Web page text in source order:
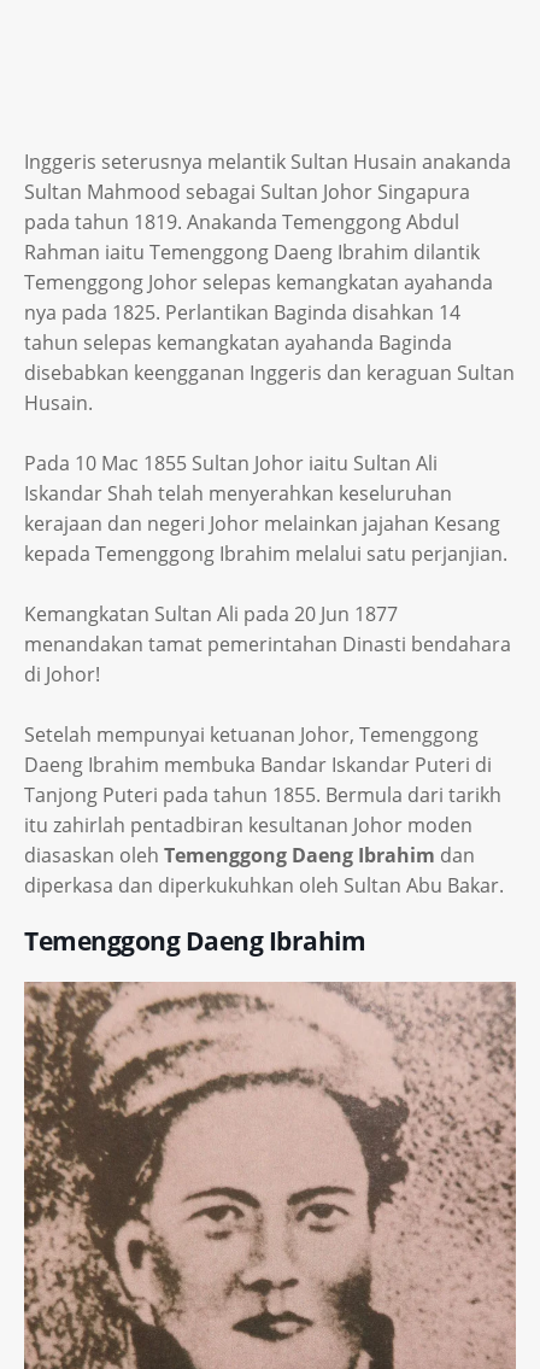
Inggeris seterusnya melantik Sultan Husain anakanda
Sultan Mahmood sebagai Sultan Johor Singapura
pada tahun 1819. Anakanda Temenggong Abdul
Rahman iaitu Temenggong Daeng Ibrahim dilantik
Temenggong Johor selepas kemangkatan ayahanda
nya pada 1825. Perlantikan Baginda disahkan 14
tahun selepas kemangkatan ayahanda Baginda
disebabkan keengganan Inggeris dan keraguan Sultan
Husain.
Pada 10 Mac 1855 Sultan Johor iaitu Sultan Ali
Iskandar Shah telah menyerahkan keseluruhan
kerajaan dan negeri Johor melainkan jajahan Kesang
kepada Temenggong Ibrahim melalui satu perjanjian.
Kemangkatan Sultan Ali pada 20 Jun 1877
menandakan tamat pemerintahan Dinasti bendahara
di Johor!
Setelah mempunyai ketuanan Johor, Temenggong
Daeng Ibrahim membuka Bandar Iskandar Puteri di
Tanjong Puteri pada tahun 1855. Bermula dari tarikh
itu zahirlah pentadbiran kesultanan Johor moden
diasaskan oleh Temenggong Daeng Ibrahim dan
diperkasa dan diperkukuhkan oleh Sultan Abu Bakar.
Temenggong Daeng Ibrahim